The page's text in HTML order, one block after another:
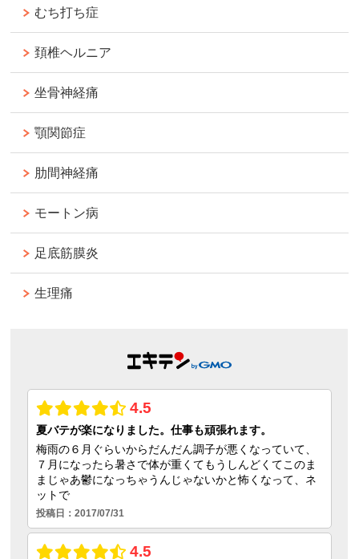
むち打ち症
頚椎ヘルニア
坐骨神経痛
顎関節症
肋間神経痛
モートン病
足底筋膜炎
生理痛